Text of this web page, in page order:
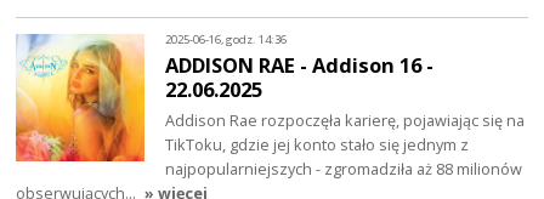
2025-06-16, godz. 14:36
ADDISON RAE - Addison 16 -
22.06.2025
Addison Rae rozpoczęła karierę, pojawiając się na
TikToku, gdzie jej konto stało się jednym z
najpopularniejszych - zgromadziła aż 88 milionów
obserwujących… » więcej